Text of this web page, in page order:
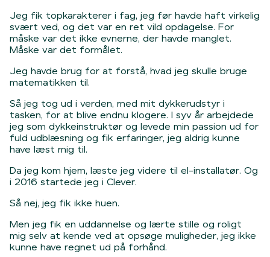
Jeg fik topkarakterer i fag, jeg før havde haft virkelig
svært ved, og det var en ret vild opdagelse. For
måske var det ikke evnerne, der havde manglet.
Måske var det formålet.
Jeg havde brug for at forstå, hvad jeg skulle bruge
matematikken til.
Så jeg tog ud i verden, med mit dykkerudstyr i
tasken, for at blive endnu klogere. I syv år arbejdede
jeg som dykkeinstruktør og levede min passion ud for
fuld udblæsning og fik erfaringer, jeg aldrig kunne
have læst mig til.
Da jeg kom hjem, læste jeg videre til el-installatør. Og
i 2016 startede jeg i Clever.
Så nej, jeg fik ikke huen.
Men jeg fik en uddannelse og lærte stille og roligt
mig selv at kende ved at opsøge muligheder, jeg ikke
kunne have regnet ud på forhånd.